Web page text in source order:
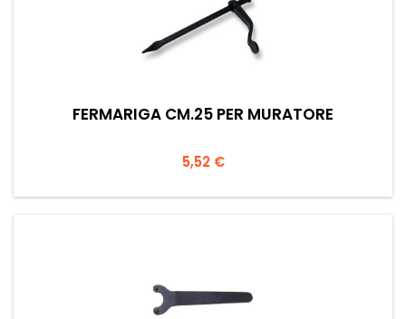
FERMARIGA CM.25 PER MURATORE
Prezzo
5,52 €